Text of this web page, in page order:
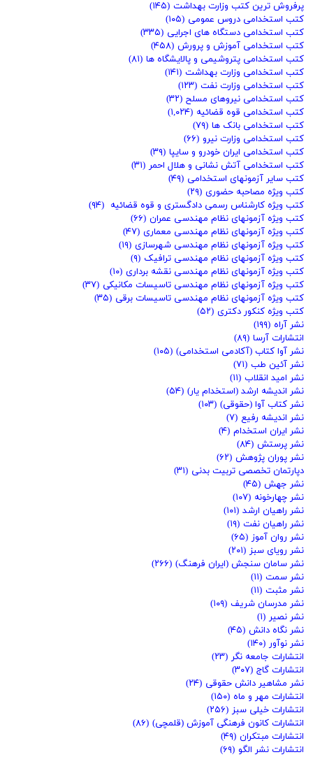
پرفروش ترین کتب وزارت بهداشت (۱۴۵)
کتب استخدامی دروس عمومی (۱۰۵)
کتب استخدامی دستگاه های اجرایی (۳۳۵)
کتب استخدامی آموزش و پرورش (۴۵۸)
کتب استخدامی پتروشیمی و پالایشگاه ها (۸۱)
کتب استخدامی وزارت بهداشت (۱۴۱)
کتب استخدامی وزارت نفت (۱۲۳)
کتب استخدامی نیروهای مسلح (۳۲)
کتب استخدامی قوه قضائیه (۱,۰۲۴)
کتب استخدامی بانک ها (۷۹)
کتب استخدامی وزارت نیرو (۶۶)
کتب استخدامی ایران خودرو و سایپا (۳۹)
کتب استخدامی آتش نشانی و هلال احمر (۳۱)
کتب سایر آزمونهای استخدامی (۴۹)
کتب ویژه مصاحبه حضوری (۲۹)
کتب ویژه کارشناس رسمی دادگستری و قوه قضائیه (۹۴)
کتب ویژه آزمونهای نظام مهندسی عمران (۶۶)
کتب ویژه آزمونهای نظام مهندسی معماری (۴۷)
کتب ویژه آزمونهای نظام مهندسی شهرسازی (۱۹)
کتب ویژه آزمونهای نظام مهندسی ترافیک (۹)
کتب ویژه آزمونهای نظام مهندسی نقشه برداری (۱۰)
کتب ویژه آزمونهای نظام مهندسی تاسیسات مکانیکی (۳۷)
کتب ویژه آزمونهای نظام مهندسی تاسیسات برقی (۳۵)
کتب ویژه کنکور دکتری (۵۲)
نشر آراه (۱۹۹)
انتشارات آرسا (۸۹)
نشر آوا کتاب (آکادمی استخدامی) (۱۰۵)
نشر آئین طب (۷۱)
نشر امید انقلاب (۱۱)
نشر اندیشه ارشد (استخدام یار) (۵۴)
نشر کتاب آوا (حقوقی) (۱۰۳)
نشر اندیشه رفیع (۷)
نشر ایران استخدام (۴)
نشر پرستش (۸۴)
نشر پوران پژوهش (۶۲)
دپارتمان تخصصی تربیت بدنی (۳۱)
نشر جهش (۴۵)
نشر چهارخونه (۱۰۷)
نشر راهیان ارشد (۱۰۱)
نشر راهیان نفت (۱۹)
نشر روان آموز (۶۵)
نشر رویای سبز (۲۰۱)
نشر سامان سنجش (ایران فرهنگ) (۲۶۶)
نشر سمت (۱۱)
نشر مثبت (۱۱)
نشر مدرسان شریف (۱۰۹)
نشر نصیر (۱)
نشر نگاه دانش (۴۵)
نشر نوآور (۱۴۰)
انتشارات جامعه نگر (۲۳)
انتشارات گاج (۳۰۷)
نشر مشاهیر دانش حقوقی (۲۴)
انتشارات مهر و ماه (۱۵۰)
انتشارات خیلی سبز (۲۵۶)
انتشارات کانون فرهنگی آموزش (قلمچی) (۸۶)
انتشارات مبتکران (۴۹)
انتشارات نشر الگو (۶۹)